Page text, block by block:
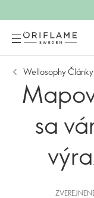
Wellosophy Články
sa